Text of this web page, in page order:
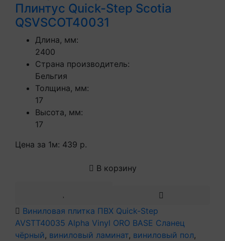
Плинтус Quick-Step Scotia
QSVSCOT40031
Длина, мм:
2400
Страна производитель:
Бельгия
Толщина, мм:
17
Высота, мм:
17
Цена за 1м: 439 р.
В корзину
Виниловая плитка ПВХ Quick-Step
AVSTT40035 Alpha Vinyl ORO BASE Сланец
чёрный , виниловый ламинат, виниловый пол,